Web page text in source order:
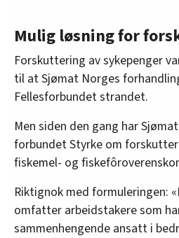
Mulig løsning for
Forskuttering av sykepenger
til at Sjømat Norges
Fellesforbundet strandet.
Men siden den gang har
forbundet Styrke om
fiskemel- og
Riktignok med formuleringen:
omfatter arbeidstakere som
sammenhengende ansatt i